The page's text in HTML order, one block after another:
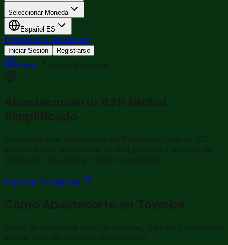
Seleccionar Moneda
Español ES
Preguntas Frecuentes
Iniciar Sesión Registrarse
Inicio Cómo Funciona
Abastecimiento B2B Global
Simplificado
Conéctate con fabricantes verificados de más de 100
países. Busca productos, realiza pedidos y disfruta de
protección de pago en cada transacción.
Explorar Productos
Cómo Abastecerte en Towobo
Desde la búsqueda hasta la entrega, aquí está el camino
simple para abastecerte globalmente.